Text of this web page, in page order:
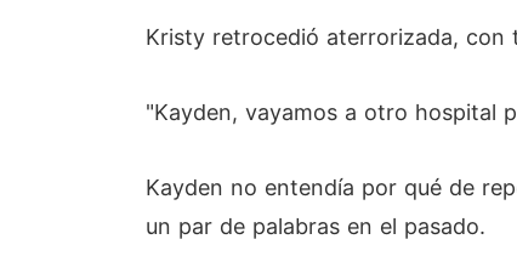
Kristy retrocedió aterrorizada,
"Kayden, vayamos a otro hospital
Kayden no entendía por qué de
un par de palabras en el pasado.